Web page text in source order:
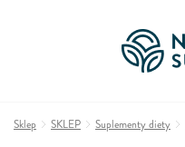
Sklep SKLEP Suplementy diety